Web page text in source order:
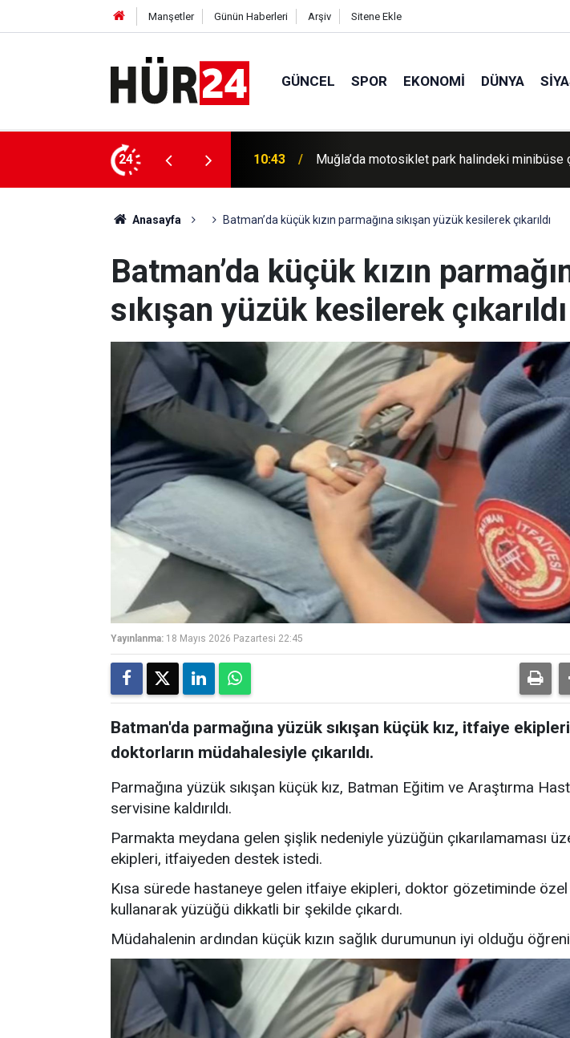
Manşetler Günün Haberleri Arşiv Sitene Ekle
GÜNCEL SPOR EKONOMI DÜNYA
24
minibüse çarptı: Bir ölü, bir ağır yaralı 10:36 Rusya: Kiev'deki askeri tesislere saldırı
Anasayfa Batman’da küçük kızın parmağına sıkışan yüzük kesilerek çıkarıldı
Batman’da küçük kızın
sıkışan yüzük kesilerek çıkarıldı
Yayınlanma: 18 Mayıs 2026 Pazartesi 22:45
Batman'da parmağına yüzük sıkışan küçük kız, itfaiye
doktorların müdahalesiyle çıkarıldı.
Parmağına yüzük sıkışan küçük kız, Batman Eğitim ve Araştırma
servisine kaldırıldı.
Parmakta meydana gelen şişlik nedeniyle yüzüğün çıkarılamaması
ekipleri, itfaiyeden destek istedi.
Kısa sürede hastaneye gelen itfaiye ekipleri, doktor gözetiminde
kullanarak yüzüğü dikkatli bir şekilde çıkardı.
Müdahalenin ardından küçük kızın sağlık durumunun iyi olduğu